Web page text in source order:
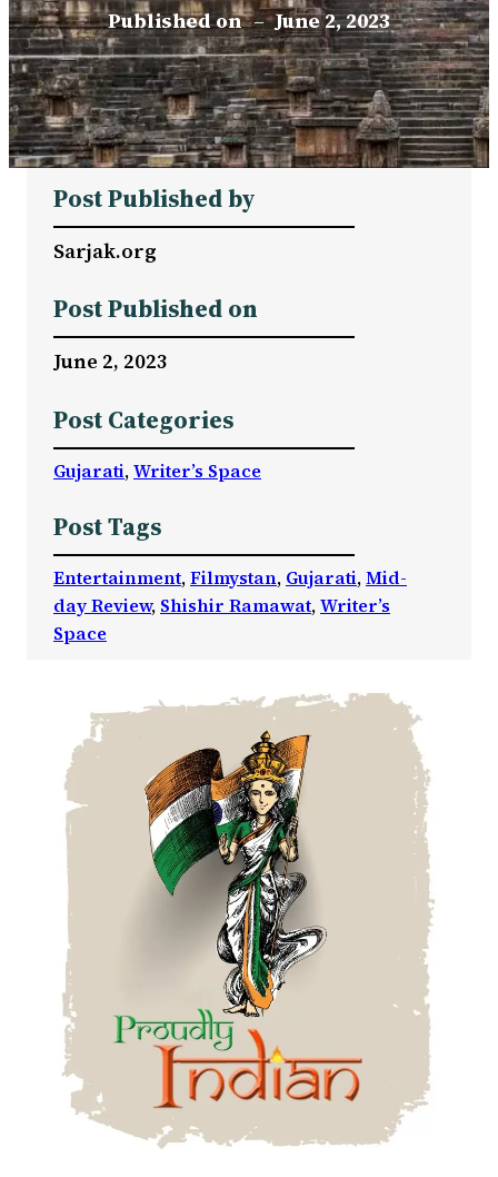
Published on – June 2, 2023
Post Published by
Sarjak.org
Post Published on
June 2, 2023
Post Categories
Gujarati, Writer’s Space
Post Tags
Entertainment, Filmystan, Gujarati, Mid-
day Review, Shishir Ramawat, Writer’s
Space